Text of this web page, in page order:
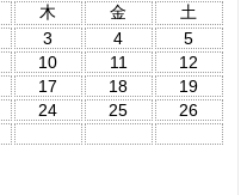
木 金
土
3 4
5
10 11
12
17 18
19
24 25
26